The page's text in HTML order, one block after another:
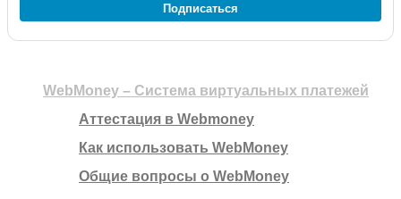
Подписаться
WebMoney – Система виртуальных платежей
Аттестация в Webmoney
Как использовать WebMoney
Общие вопросы о WebMoney